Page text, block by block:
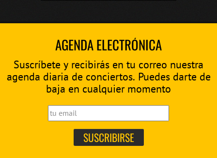
AGENDA ELECTRÓNICA
Suscríbete y recibirás en tu correo nuestra
agenda diaria de conciertos. Puedes darte de
baja en cualquier momento